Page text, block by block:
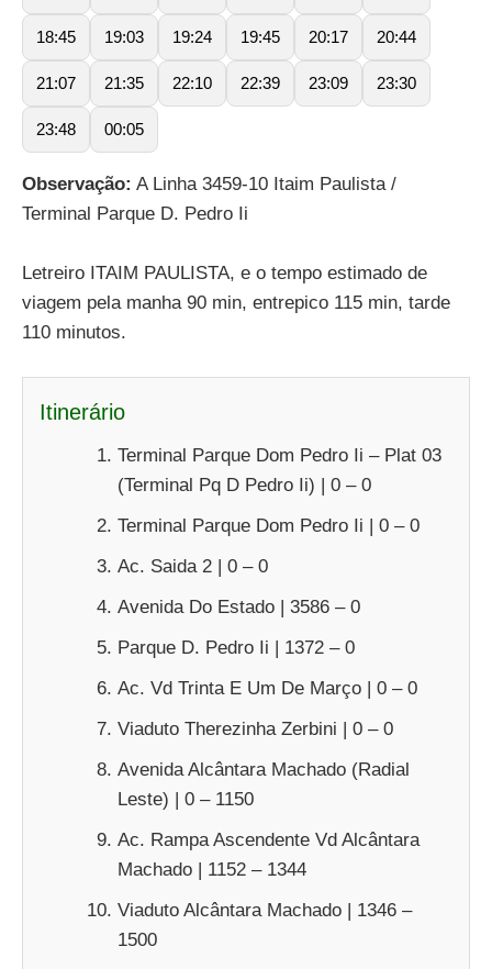
18:45 19:03 19:24 19:45 20:17 20:44
21:07 21:35 22:10 22:39 23:09 23:30
23:48 00:05
Observação: A Linha 3459-10 Itaim Paulista /
Terminal Parque D. Pedro Ii
Letreiro ITAIM PAULISTA, e o tempo estimado de
viagem pela manha 90 min, entrepico 115 min, tarde
110 minutos.
Itinerário
Terminal Parque Dom Pedro Ii – Plat 03
(Terminal Pq D Pedro Ii) | 0 – 0
Terminal Parque Dom Pedro Ii | 0 – 0
Ac. Saida 2 | 0 – 0
Avenida Do Estado | 3586 – 0
Parque D. Pedro Ii | 1372 – 0
Ac. Vd Trinta E Um De Março | 0 – 0
Viaduto Therezinha Zerbini | 0 – 0
Avenida Alcântara Machado (Radial
Leste) | 0 – 1150
Ac. Rampa Ascendente Vd Alcântara
Machado | 1152 – 1344
Viaduto Alcântara Machado | 1346 –
1500